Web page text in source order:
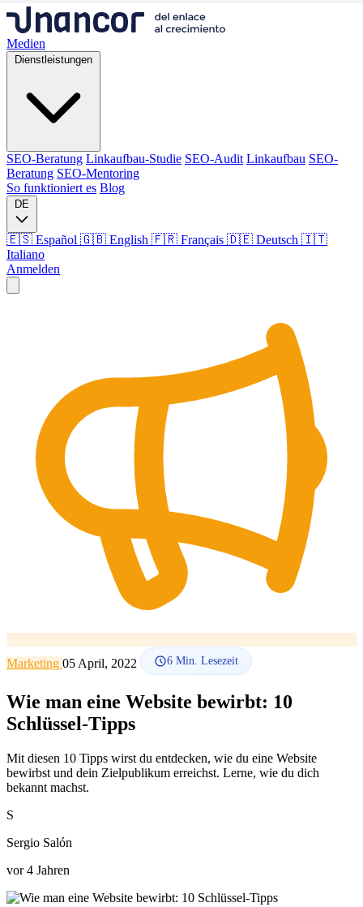
Medien
Dienstleistungen
SEO-Beratung Linkaufbau-Studie SEO-Audit Linkaufbau SEO-
Beratung SEO-Mentoring
So funktioniert es Blog
DE
🇪🇸 Español 🇬🇧 English 🇫🇷 Français 🇩🇪 Deutsch 🇮🇹
Italiano
Anmelden
SEO-Beratung Linkaufbau-Studie Linkaufbau
SEO-
Beratung
SEO-Mentoring
So funktioniert es
Sprache
🇪🇸 ES
🇬🇧 EN 🇫🇷 FR 🇩🇪 DE
Marketing 05 April, 2022 6 Min. Lesezeit
Wie man eine Website bewirbt: 10
Schlüssel-Tipps
Mit diesen 10 Tipps wirst du entdecken, wie du eine Website
bewirbst und dein Zielpublikum erreichst. Lerne, wie du dich
bekannt machst.
S
Sergio Salón
vor 4 Jahren